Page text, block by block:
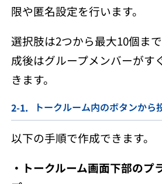
限や匿名設定を行います。
選択肢は2つから最大10個ま
成後はグループメンバーがす
きます。
トークルーム内のボタンから
以下の手順で作成できます。
・トークルーム画面下部のプ